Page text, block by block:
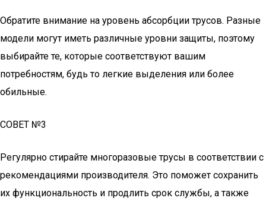
Обратите внимание на уровень абсорбции трусов. Разные
модели могут иметь различные уровни защиты, поэтому
выбирайте те, которые соответствуют вашим
потребностям, будь то легкие выделения или более
обильные.
СОВЕТ №3
Регулярно стирайте многоразовые трусы в соответствии с
рекомендациями производителя. Это поможет сохранить
их функциональность и продлить срок службы, а также